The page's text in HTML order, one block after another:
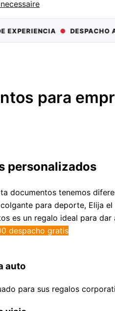
●DESPACHO A
para
documentos tenemos
para deporte, Elija
es un regalo ideal para dar
despacho gratis
auto
para sus regalos